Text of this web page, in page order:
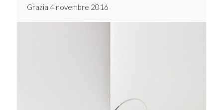
Grazia 4 novembre 2016